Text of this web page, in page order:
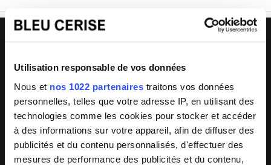
Utilisation responsable de vos données
Nous et nos 1022 partenaires traitons vos données
personnelles, telles que votre adresse IP, en utilisant des
technologies comme les cookies pour stocker et accéder
à des informations sur votre appareil, afin de diffuser des
publicités et du contenu personnalisés, d'effectuer des
mesures de performance des publicités et du contenu,
L'avantage Bleu Cerise
33 magasins Conseils experts
🔧
SAV & réparations
directement en magasin ou auprès de
notre SAV 04 66 35 94 97
🔄
Arrivages fréquents
collections renouvelées
💰